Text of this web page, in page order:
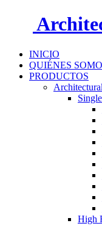
INICIO
QUIÉNES
PRODUCTOS
High